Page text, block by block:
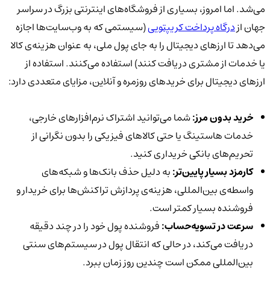
می‌شد. اما امروز، بسیاری از فروشگاه‌های اینترنتی بزرگ در سراسر
جهان ازدرگاه پرداخت کریپتویی(سیستمی که به وب‌سایت‌ها اجازه
می‌دهد تا ارزهای دیجیتال را به جای پول ملی، به عنوان هزینه‌ی کالا
یا خدمات از مشتری دریافت کنند) استفاده می‌کنند. استفاده از
ارزهای دیجیتال برای خریدهای روزمره و آنلاین، مزایای متعددی دارد:
خرید بدون مرز:شما می‌توانید اشتراک نرم‌افزارهای خارجی،
خدمات هاستینگ یا حتی کالاهای فیزیکی را بدون نگرانی از
تحریم‌های بانکی خریداری کنید.
کارمزد بسیار پایین‌تر:به دلیل حذف بانک‌ها و شبکه‌های
واسطه‌ی بین‌المللی، هزینه‌ی پردازش تراکنش‌ها برای خریدار و
فروشنده بسیار کمتر است.
سرعت در تسویه‌حساب:فروشنده پول خود را در چند دقیقه
دریافت می‌کند، در حالی که انتقال پول در سیستم‌های سنتی
بین‌المللی ممکن است چندین روز زمان ببرد.